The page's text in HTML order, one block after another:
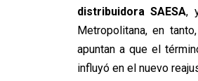
distribuidora SAESA,
Metropolitana, en
apuntan a que el
influyó en el nuevo